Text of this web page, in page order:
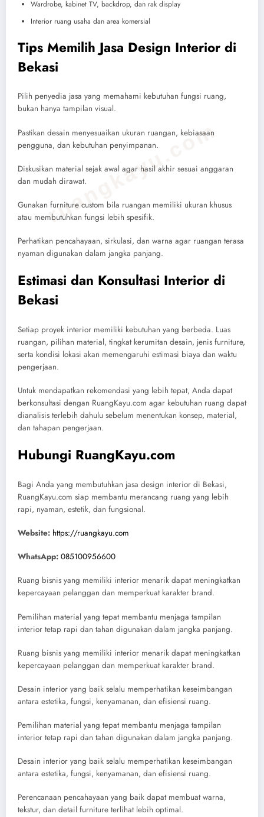
Wardrobe, kabinet TV, backdrop, dan rak display
Interior ruang usaha dan area komersial
Tips Memilih Jasa Design Interior di
Bekasi
Pilih penyedia jasa yang memahami kebutuhan fungsi ruang,
bukan hanya tampilan visual.
Pastikan desain menyesuaikan ukuran ruangan, kebiasaan
pengguna, dan kebutuhan penyimpanan.
Diskusikan material sejak awal agar hasil akhir sesuai anggaran
dan mudah dirawat.
Gunakan furniture custom bila ruangan memiliki ukuran khusus
atau membutuhkan fungsi lebih spesifik.
Perhatikan pencahayaan, sirkulasi, dan warna agar ruangan terasa
nyaman digunakan dalam jangka panjang.
Estimasi dan Konsultasi Interior di
Bekasi
Setiap proyek interior memiliki kebutuhan yang berbeda. Luas
ruangan, pilihan material, tingkat kerumitan desain, jenis furniture,
serta kondisi lokasi akan memengaruhi estimasi biaya dan waktu
pengerjaan.
Untuk mendapatkan rekomendasi yang lebih tepat, Anda dapat
berkonsultasi dengan RuangKayu.com agar kebutuhan ruang dapat
dianalisis terlebih dahulu sebelum menentukan konsep, material,
dan tahapan pengerjaan.
Hubungi RuangKayu.com
Bagi Anda yang membutuhkan jasa design interior di Bekasi,
RuangKayu.com siap membantu merancang ruang yang lebih
rapi, nyaman, estetik, dan fungsional.
Website: https://ruangkayu.com
WhatsApp: 085100956600
Ruang bisnis yang memiliki interior menarik dapat meningkatkan
kepercayaan pelanggan dan memperkuat karakter brand.
Pemilihan material yang tepat membantu menjaga tampilan
interior tetap rapi dan tahan digunakan dalam jangka panjang.
Ruang bisnis yang memiliki interior menarik dapat meningkatkan
kepercayaan pelanggan dan memperkuat karakter brand.
Desain interior yang baik selalu memperhatikan keseimbangan
antara estetika, fungsi, kenyamanan, dan efisiensi ruang.
Pemilihan material yang tepat membantu menjaga tampilan
interior tetap rapi dan tahan digunakan dalam jangka panjang.
Desain interior yang baik selalu memperhatikan keseimbangan
antara estetika, fungsi, kenyamanan, dan efisiensi ruang.
Perencanaan pencahayaan yang baik dapat membuat warna,
tekstur, dan detail furniture terlihat lebih optimal.
ruangkayu.com